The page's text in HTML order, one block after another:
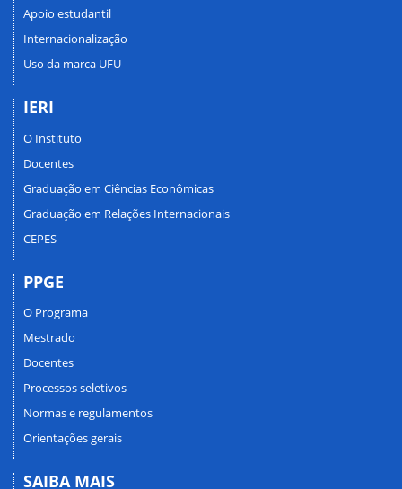
Apoio estudantil
Internacionalização
Uso da marca UFU
IERI
O Instituto
Docentes
Graduação em Ciências Econômicas
Graduação em Relações Internacionais
CEPES
PPGE
O Programa
Mestrado
Docentes
Processos seletivos
Normas e regulamentos
Orientações gerais
SAIBA MAIS